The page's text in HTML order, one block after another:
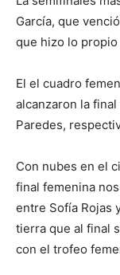
García, que
que hizo lo
El el cuadro
alcanzaron la
Paredes,
Con nubes en el
final femenina
entre Sofía Rojas
tierra que al final
con el trofeo